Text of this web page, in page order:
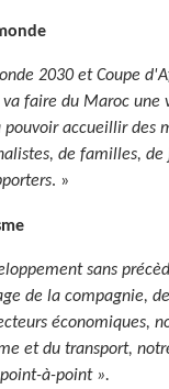
2030 et Coupe
va faire du Maroc une
pouvoir accueillir des
de familles, de
. »
sans
de la compagnie,
économiques,
et du transport,
à-point ».